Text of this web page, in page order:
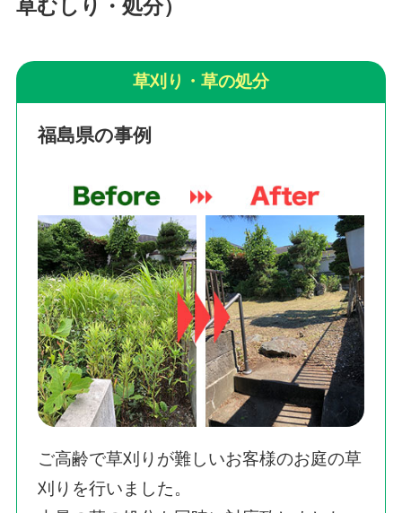
草むしり・処分）
草刈り・草の処分
福島県の事例
ご高齢で草刈りが難しいお客様のお庭の草
刈りを行いました。